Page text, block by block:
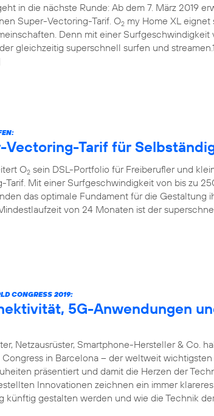
in die nächste Runde: Ab dem 7. März 2019
Super-Vectoring-Tarif. O2 my Home XL
Denn mit einer Surfgeschwindigkeit
gleichzeitig superschnell surfen und
Tarif für
O2 sein DSL-Portfolio für Freiberufler und
Tarif. Mit einer Surfgeschwindigkeit von bis zu
das optimale Fundament für die Gestaltung
von 24 Monaten ist der
CONGRESS 2019:
5G-Anwendungen
Netzausrüster, Smartphone-Hersteller & Co.
in Barcelona – der weltweit
präsentiert und damit die Herzen der
Innovationen zeichnen ein immer
künftig gestalten werden und wie die Technik